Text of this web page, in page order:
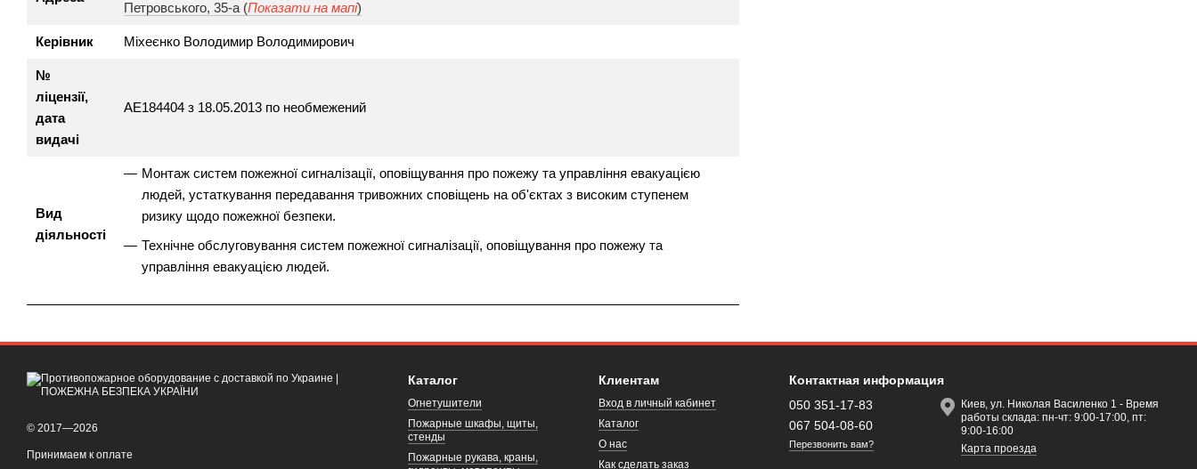
Петровського, 35-а (Показати на мапі)
Керівник Міхеєнко Володимир Володимирович
№
ліцензії,
дата
видачі
АЕ184404 з 18.05.2013 по необмежений
Вид
діяльності
Монтаж систем пожежної сигналізації, оповіщування про пожежу та управління евакуацією
людей, устаткування передавання тривожних сповіщень на об'єктах з високим ступенем
ризику щодо пожежної безпеки.
Технічне обслуговування систем пожежної сигналізації, оповіщування про пожежу та
управління евакуацією людей.
© 2017—2026
Принимаем к оплате
Каталог
Огнетушители
Пожарные шкафы, щиты,
стенды
Пожарные рукава, краны,
Клиентам
Вход в личный кабинет
Каталог
О нас
Как сделать заказ
Контактная информация
050 351-17-83
067 504-08-60
Перезвонить вам?
Киев, ул. Николая Василенко 1 - Время
работы склада: пн-чт: 9:00-17:00, пт:
9:00-16:00
Карта проезда